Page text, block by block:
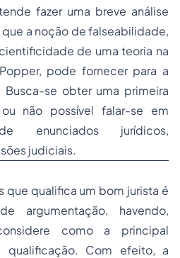
fazer uma breve análise
a noção de falseabilidade,
de uma teoria na
pode fornecer para a
Busca-se obter uma primeira
não possível falar-se em
enunciados jurídicos,
judiciais.
que qualifica um bom jurista é
argumentação, havendo,
como a principal
qualificação. Com efeito, a